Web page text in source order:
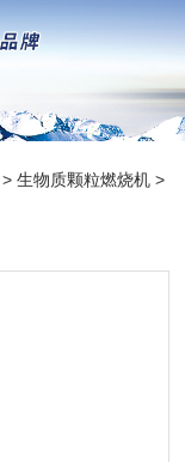
>生物质颗粒燃烧机 >